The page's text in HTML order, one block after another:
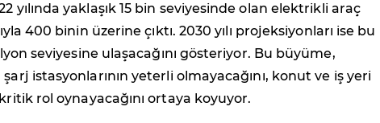
yılında yaklaşık 15 bin seviyesinde olan elektrikli araç
400 binin üzerine çıktı. 2030 yılı projeksiyonları ise bu
seviyesine ulaşacağını gösteriyor. Bu büyüme,
istasyonlarının yeterli olmayacağını, konut ve iş yeri
rol oynayacağını ortaya koyuyor.